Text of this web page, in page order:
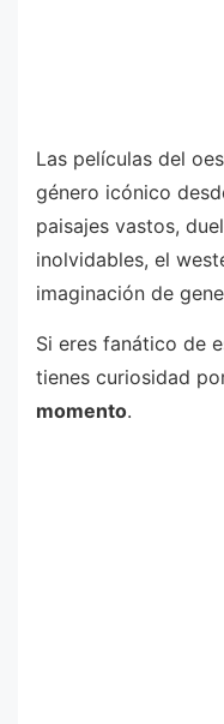
Las películas del
género icónico
paisajes vastos,
inolvidables, el
imaginación de
Si eres fanático de
tienes curiosidad
momento.